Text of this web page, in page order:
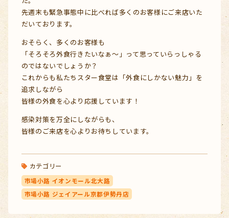
先週末も緊急事態中に比べれば多くのお客様にご来店いた
だいております。
おそらく、多くのお客様も
「そろそろ外食行きたいなぁ～」って思っていらっしゃる
のではないでしょうか？
これからも私たちスター食堂は「外食にしかない魅力」を
追求しながら
皆様の外食を心より応援しています！
感染対策を万全にしながらも、
皆様のご来店を心よりお待ちしています。
カテゴリー
市場小路 イオンモール北大路
市場小路 ジェイアール京都伊勢丹店